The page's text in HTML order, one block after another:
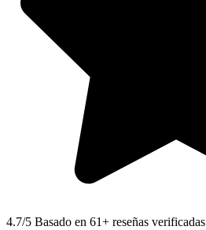
4.7/5 Basado en 61+ reseñas verificadas